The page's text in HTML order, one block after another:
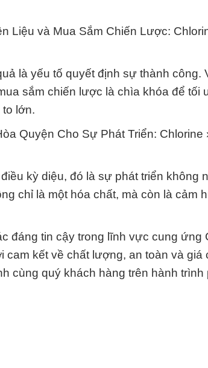
Liệu và Mua Sắm Chiến Lược:
là yếu tố quyết định sự thành công.
sắm chiến lược là chìa khóa để tối
lớn.
Quyện Cho Sự Phát Triển: Chlorine
kỳ diệu, đó là sự phát triển không
chỉ là một hóa chất, mà còn là cảm
đáng tin cậy trong lĩnh vực cung ứng
kết về chất lượng, an toàn và giá
cùng quý khách hàng trên hành trình